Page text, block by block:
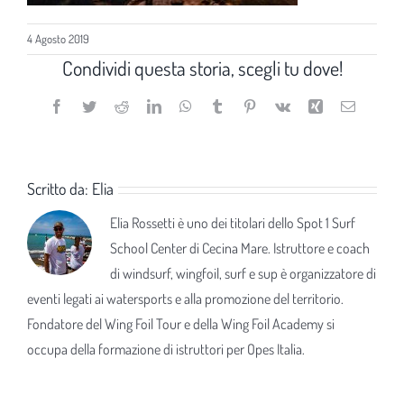
4 Agosto 2019
Condividi questa storia, scegli tu dove!
Facebook
TwitterRedditLinkedInWhatsApp
TumblrPinterest
Vk Xing Email
Scritto da: Elia
Elia Rossetti è uno dei titolari dello Spot 1 Surf
School Center di Cecina Mare. Istruttore e coach
di windsurf, wingfoil, surf e sup è organizzatore di
eventi legati ai watersports e alla promozione del territorio.
Fondatore del Wing Foil Tour e della Wing Foil Academy si
occupa della formazione di istruttori per Opes Italia.